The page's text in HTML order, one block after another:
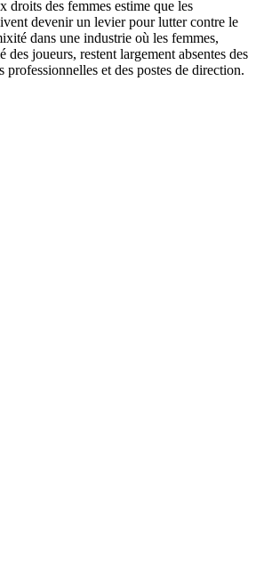
droits des femmes estime que les
devenir un levier pour lutter contre le
dans une industrie où les femmes,
des joueurs, restent largement absentes des
professionnelles et des postes de direction.